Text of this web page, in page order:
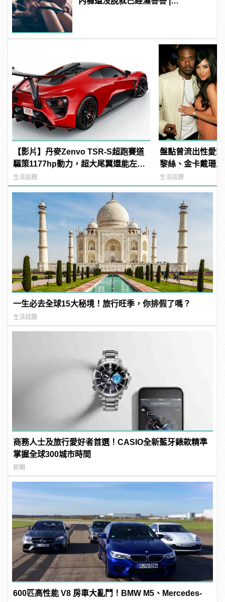
【影片】丹麥Zenvo TSR-S超跑賽道
驅策1177hp動力，超大尾翼還能左右
擺動，比同場Koenigsegg還吸睛！
生活話題
盤點曾流出性愛
黎絲、金卡戴珊
生活話題
一生必去全球15大秘境！旅行旺季，你排假了嗎？
生活話題
商務人士及旅行愛好者首選！CASIO全新藍牙錶款精準
掌握全球300城市時間
新聞
600匹高性能 V8 房車大亂鬥！BMW M5、Mercedes-